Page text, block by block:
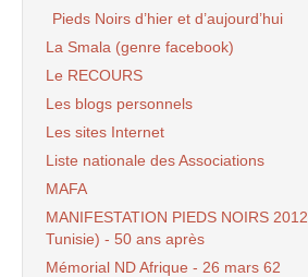
Pieds Noirs d’hier et d’aujourd’hui
La Smala (genre facebook)
Le RECOURS
Les blogs personnels
Les sites Internet
Liste nationale des Associations
MAFA
MANIFESTATION PIEDS NOIRS
Tunisie) - 50 ans après
Mémorial ND Afrique - 26 mars 62